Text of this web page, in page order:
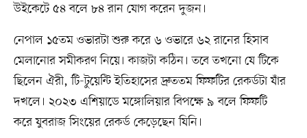
উইকেটে ৫৪ বলে ৮৪ রান যোগ করেন দুজন।
নেপাল ১৫তম ওভারটা শুরু করে ৬ ওভারে ৬২ রানের হিসাব
মেলানোর সমীকরণ নিয়ে। কাজটা কঠিন। তবে তখনো যে টিকে
ছিলেন ঐরী, টি-টুয়েন্টি ইতিহাসের দ্রুততম ফিফটির রেকর্ডটা যাঁর
দখলে। ২০২৩ এশিয়াডে মঙ্গোলিয়ার বিপক্ষে ৯ বলে ফিফটি
করে যুবরাজ সিংয়ের রেকর্ড কেড়েছেন যিনি।